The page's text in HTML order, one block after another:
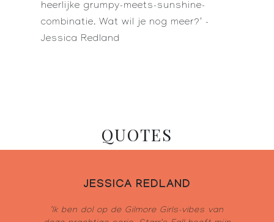
heerlijke grumpy-meets-sunshine-
combinatie. Wat wil je nog meer?' -
Jessica Redland
QUOTES
JESSICA REDLAND
'Ik ben dol op de Gilmore Girls-vibes van